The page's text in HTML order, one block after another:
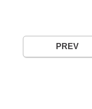
PREV